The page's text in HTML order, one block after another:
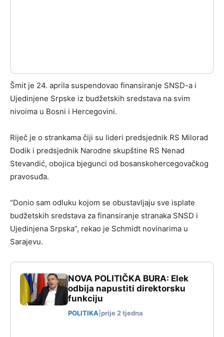
Šmit je 24. aprila suspendovao finansiranje SNSD-a i
Ujedinjene Srpske iz budžetskih sredstava na svim
nivoima u Bosni i Hercegovini.
Riječ je o strankama čiji su lideri predsjednik RS Milorad
Dodik i predsjednik Narodne skupštine RS Nenad
Stevandić, obojica bjegunci od bosanskohercegovačkog
pravosuđa.
“Donio sam odluku kojom se obustavljaju sve isplate
budžetskih sredstava za finansiranje stranaka SNSD i
Ujedinjena Srpska”, rekao je Schmidt novinarima u
Sarajevu.
NOVA POLITIČKA BURA: Elek
odbija napustiti direktorsku
funkciju
POLITIKA prije 2 tjedna